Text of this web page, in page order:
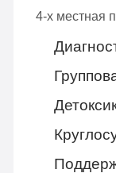
4-х местная